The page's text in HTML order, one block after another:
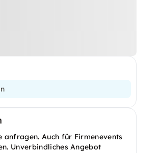
anfragen. Auch für Firmenevents
Unverbindliches Angebot